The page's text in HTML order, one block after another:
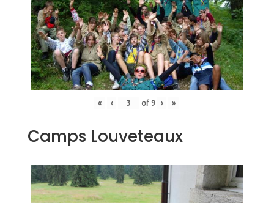
« ‹ of 9 › »
Camps Louveteaux